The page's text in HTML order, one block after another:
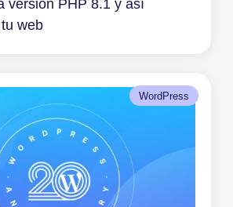
versión PHP 8.1 y así
web
WordPress